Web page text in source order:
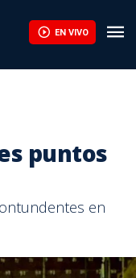
EN VIVO
puntos
en